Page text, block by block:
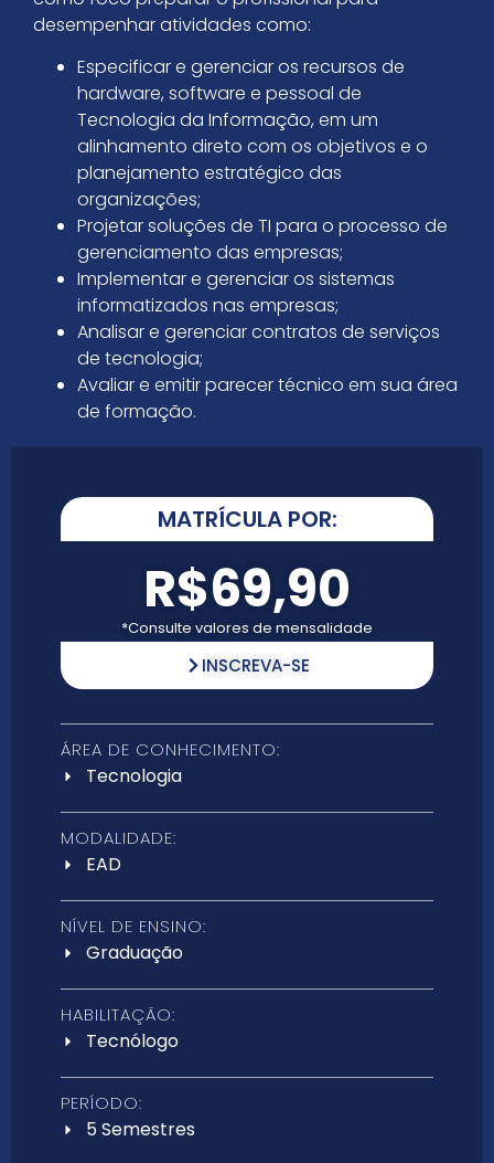
desempenhar atividades como:
Especificar e gerenciar os recursos de
hardware, software e pessoal de
Tecnologia da Informação, em um
alinhamento direto com os objetivos e o
planejamento estratégico das
organizações;
Projetar soluções de TI para o processo de
gerenciamento das empresas;
Implementar e gerenciar os sistemas
informatizados nas empresas;
Analisar e gerenciar contratos de serviços
de tecnologia;
Avaliar e emitir parecer técnico em sua área
de formação.
MATRÍCULA POR:
R$69,90
*Consulte valores de mensalidade
INSCREVA-SE
ÁREA DE CONHECIMENTO:
Tecnologia
MODALIDADE:
EAD
NÍVEL DE ENSINO:
Graduação
HABILITAÇÃO:
Tecnólogo
PERÍODO:
5 Semestres